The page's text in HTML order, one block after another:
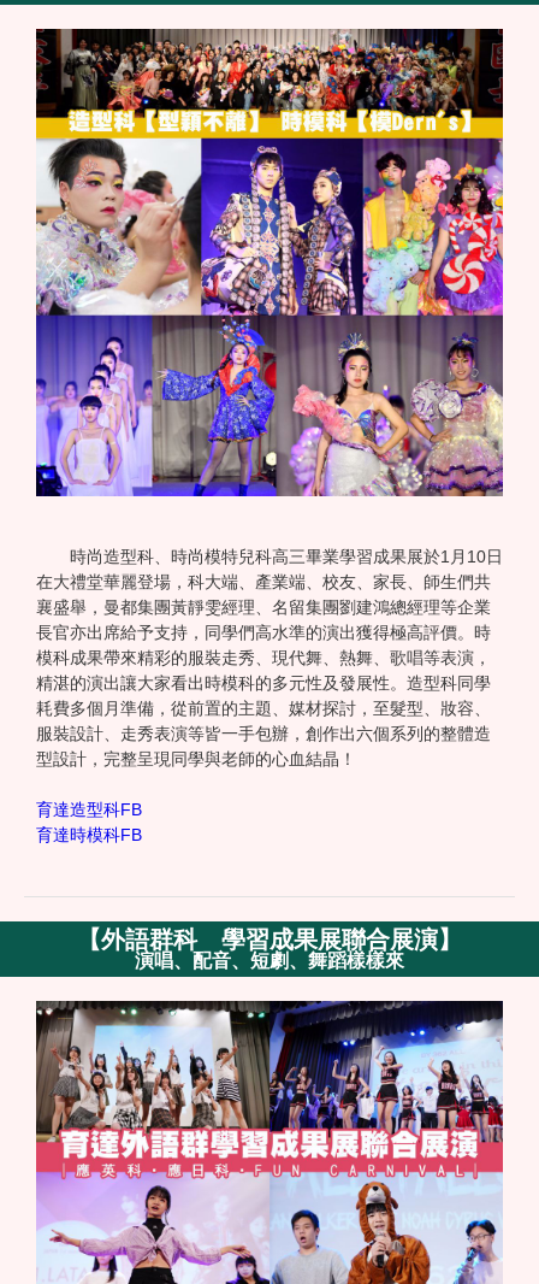
時尚造型科、時尚模特兒科高三畢業學習成果展於1月10日
在大禮堂華麗登場，科大端、產業端、校友、家長、師生們共
襄盛舉，曼都集團黃靜雯經理、名留集團劉建鴻總經理等企業
長官亦出席給予支持，同學們高水準的演出獲得極高評價。時
模科成果帶來精彩的服裝走秀、現代舞、熱舞、歌唱等表演，
精湛的演出讓大家看出時模科的多元性及發展性。造型科同學
耗費多個月準備，從前置的主題、媒材探討，至髮型、妝容、
服裝設計、走秀表演等皆一手包辦，創作出六個系列的整體造
型設計，完整呈現同學與老師的心血結晶！
育達造型科FB
育達時模科FB
【外語群科 學習成果展聯合展演】
演唱、配音、短劇、舞蹈樣樣來